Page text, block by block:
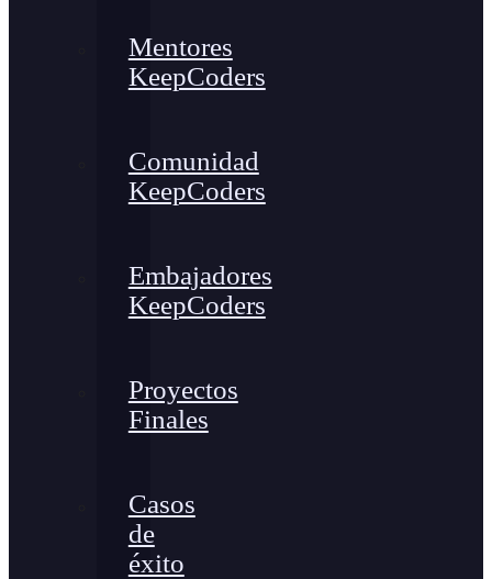
Mentores
KeepCoders
Comunidad
KeepCoders
Embajadores
KeepCoders
Proyectos
Finales
Casos
de
éxito